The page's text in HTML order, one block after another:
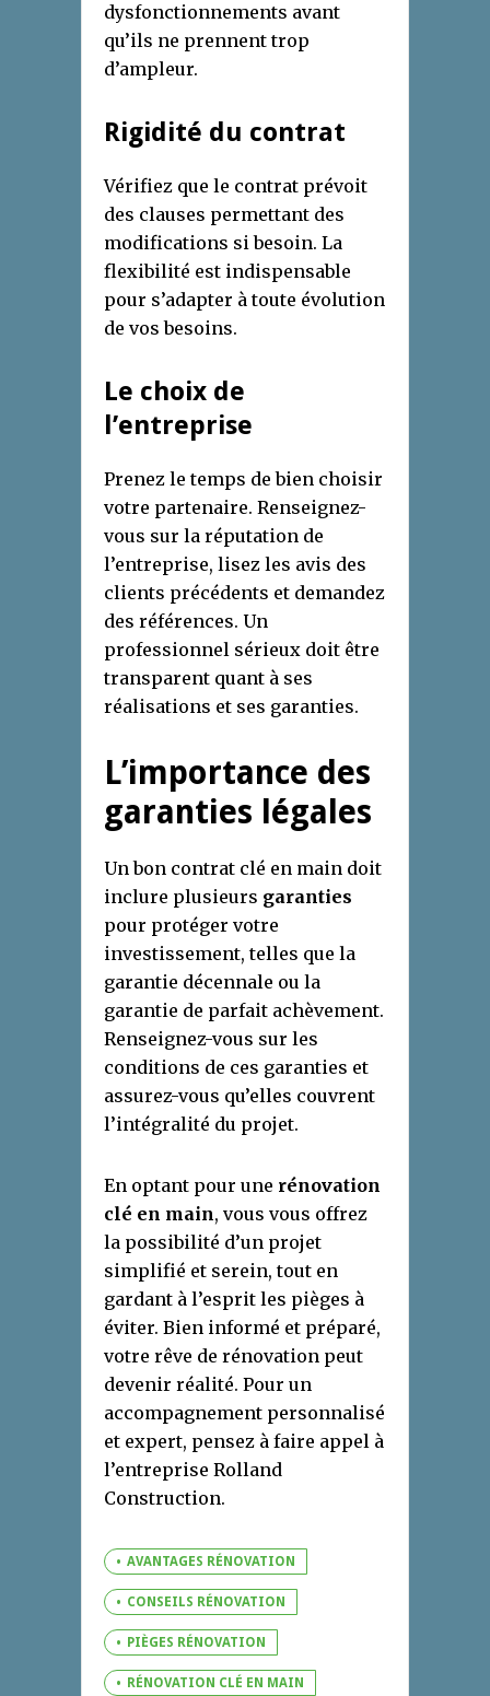
dysfonctionnements avant
qu’ils ne prennent trop
d’ampleur.
Rigidité du contrat
Vérifiez que le contrat prévoit
des clauses permettant des
modifications si besoin. La
flexibilité est indispensable
pour s’adapter à toute évolution
de vos besoins.
Le choix de
l’entreprise
Prenez le temps de bien choisir
votre partenaire. Renseignez-
vous sur la réputation de
l’entreprise, lisez les avis des
clients précédents et demandez
des références. Un
professionnel sérieux doit être
transparent quant à ses
réalisations et ses garanties.
L’importance des
garanties légales
Un bon contrat clé en main doit
inclure plusieurs garanties
pour protéger votre
investissement, telles que la
garantie décennale ou la
garantie de parfait achèvement.
Renseignez-vous sur les
conditions de ces garanties et
assurez-vous qu’elles couvrent
l’intégralité du projet.
En optant pour une rénovation
clé en main, vous vous offrez
la possibilité d’un projet
simplifié et serein, tout en
gardant à l’esprit les pièges à
éviter. Bien informé et préparé,
votre rêve de rénovation peut
devenir réalité. Pour un
accompagnement personnalisé
et expert, pensez à faire appel à
l’entreprise Rolland
Construction.
AVANTAGES RÉNOVATION
CONSEILS RÉNOVATION
PIÈGES RÉNOVATION
RÉNOVATION CLÉ EN MAIN